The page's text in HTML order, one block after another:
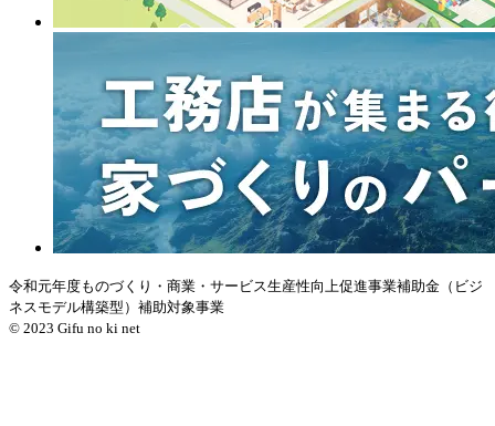
令和元年度ものづくり・商業・サービス生産性向上促進事業補助金（ビジ
ネスモデル構築型）補助対象事業
© 2023 Gifu no ki net